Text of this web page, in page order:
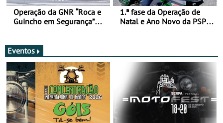
Operação da GNR “Roca e
Guincho em Segurança”
1.ª fase da Operação de
Natal e Ano Novo da PSP e
Eventos